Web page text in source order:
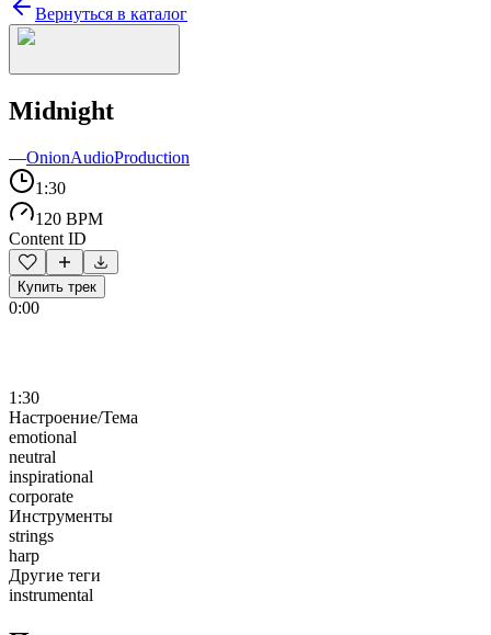
Вернуться в каталог
Midnight
—OnionAudioProduction
1:30
120 BPM
Content ID
Купить трек
0:00
1:30
Настроение/Тема
emotional
neutral
inspirational
corporate
Инструменты
strings
harp
Другие теги
instrumental